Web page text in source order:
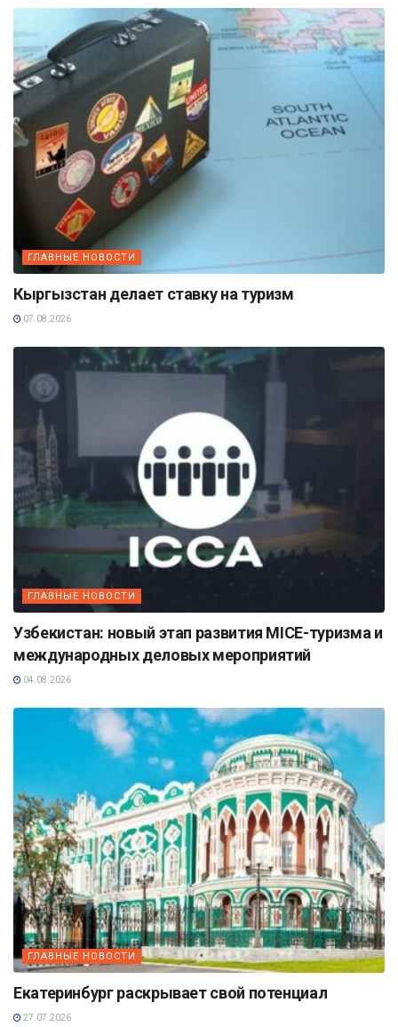
ГЛАВНЫЕ НОВОСТИ
Кыргызстан делает ставку на туризм
07.08.2026
ГЛАВНЫЕ НОВОСТИ
Узбекистан: новый этап развития MICE-туризма и
международных деловых мероприятий
04.08.2026
ГЛАВНЫЕ НОВОСТИ
Екатеринбург раскрывает свой потенциал
27.07.2026